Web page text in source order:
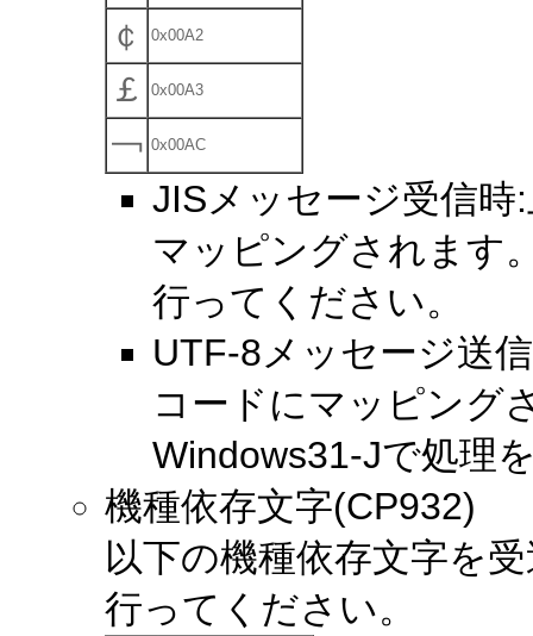
￠ 0x00A2
￡ 0x00A3
￢ 0x00AC
JISメッセージ受信時
マッピングされます
行ってください。
UTF-8メッセージ送
コードにマッピング
Windows31-Jで処理
機種依存文字(CP932)
以下の機種依存文字を
行ってください。